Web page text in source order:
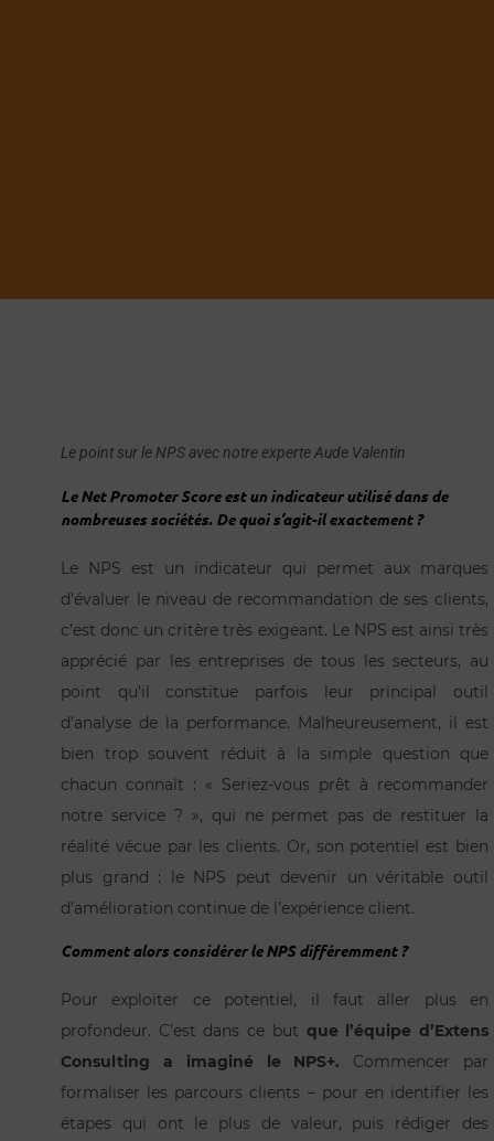
Le point sur le NPS avec notre experte Aude Valentin
Le Net Promoter Score est un indicateur utilisé dans de
nombreuses sociétés. De quoi s’agit-il exactement ?
Le NPS est un indicateur qui permet aux marques
d’évaluer le niveau de recommandation de ses clients,
c’est donc un critère très exigeant. Le NPS est ainsi très
apprécié par les entreprises de tous les secteurs, au
point qu’il constitue parfois leur principal outil
d’analyse de la performance. Malheureusement, il est
bien trop souvent réduit à la simple question que
chacun connaît : « Seriez-vous prêt à recommander
notre service ? », qui ne permet pas de restituer la
réalité vécue par les clients. Or, son potentiel est bien
plus grand : le NPS peut devenir un véritable outil
d’amélioration continue de l’expérience client.
Comment alors considérer le NPS différemment ?
Pour exploiter ce potentiel, il faut aller plus en
profondeur. C’est dans ce but que l’équipe d’Extens
Consulting a imaginé le NPS+. Commencer par
formaliser les parcours clients – pour en identifier les
étapes qui ont le plus de valeur, puis rédiger des